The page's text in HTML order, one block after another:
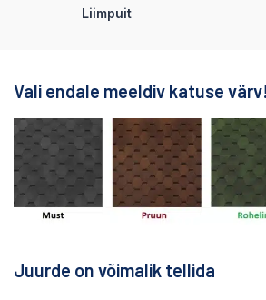
Liimpuit
Vali endale meeldiv katuse värv!
Juurde on võimalik tellida